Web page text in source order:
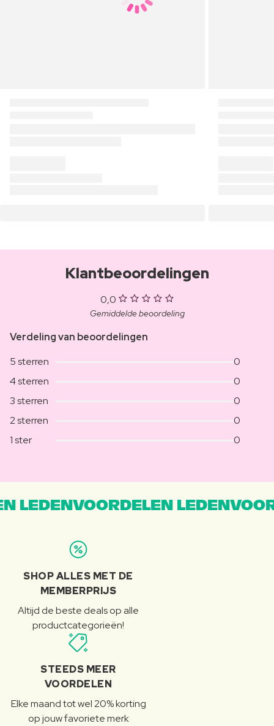
Klantbeoordelingen
0,0
Gemiddelde beoordeling
Verdeling van beoordelingen
5 sterren
0
4 sterren
0
3 sterren
0
2 sterren
0
1 ster
0
LEDENVOORDELEN
SHOP ALLES MET DE
MEMBERPRIJS
Altijd de beste deals op alle
productcategorieën!
STEEDS MEER
VOORDELEN
Elke maand tot wel 20% korting
op jouw favoriete merk